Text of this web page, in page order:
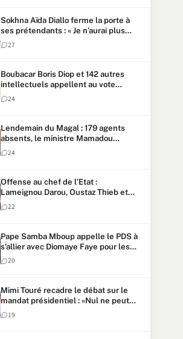
Sokhna Aïda Diallo ferme la porte à
ses prétendants : « Je n’aurai plus
jamais un autre mari »
27
Boubacar Boris Diop et 142 autres
intellectuels appellent au vote
urgent de la révision
constitutionnelle
24
Lendemain du Magal : 179 agents
absents, le ministre Mamadou
Lamine Dianté exige des explications
24
Offense au chef de l’Etat :
Lameignou Darou, Oustaz Thieb et
Ndiaye Touba lourdement
condamnés
22
Pape Samba Mboup appelle le PDS à
s’allier avec Diomaye Faye pour les
locales et tacle Sonko
20
Mimi Touré recadre le débat sur le
mandat présidentiel : «Nul ne peut
faire plus de deux mandats
consécutifs de 5 ans»
19